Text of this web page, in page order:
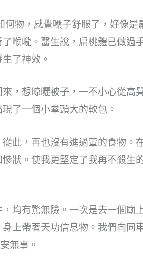
物，感覺嗓子舒服了，好像是
喉嚨。醫生說，扁桃體已做過
了神效。
，想晾曬被子，一不小心從高
了一個小拳頭大的軟包。
此，再也沒有進過葷的食物。
狀。使我更堅定了我再不殺生
均有驚無險。一次是去一個廟
上帶著天功信息物。我們向同
無事。